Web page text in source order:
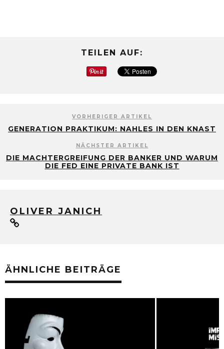
TEILEN AUF:
VORHERIGER ARTIKEL
GENERATION PRAKTIKUM: NAHLES IN DEN KNAST
NÄCHSTER ARTIKEL
DIE MACHTERGREIFUNG DER BANKER UND WARUM
DIE FED EINE PRIVATE BANK IST
OLIVER JANICH
ÄHNLICHE BEITRÄGE